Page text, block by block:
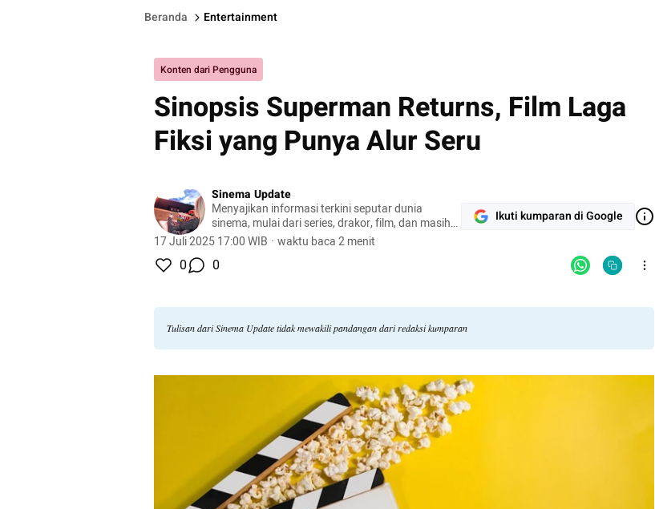
Beranda Entertainment
Konten dari Pengguna
Sinopsis Superman Returns, Film Laga
Fiksi yang Punya Alur Seru
Sinema Update
Menyajikan informasi terkini seputar dunia
sinema, mulai dari series, drakor, film, dan masih
banyak lagi.
17 Juli 2025 17:00 WIB · waktu baca 2 menit
Ikuti kumparan di Google
0 0
Tulisan dari Sinema Update tidak mewakili pandangan dari redaksi kumparan